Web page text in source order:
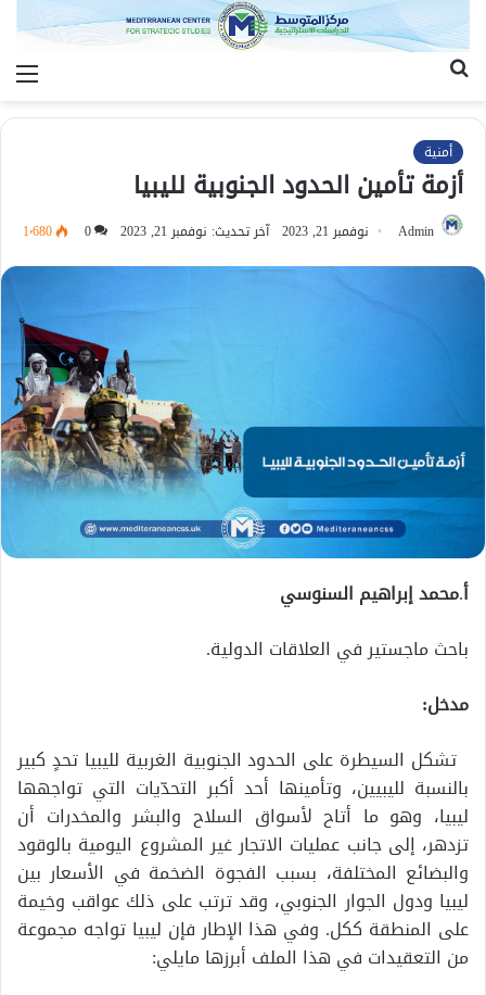
أمنية
أزمة تأمين الحدود الجنوبية لليبيا
Admin نوفمبر 21, 2023 آخر تحديث: نوفمبر 21, 2023 0 1٬680
أ.محمد إبراهيم السنوسي
باحث ماجستير في العلاقات الدولية.
مدخل:
تشكل السيطرة على الحدود الجنوبية الغربية لليبيا تحدٍ كبير
بالنسبة لليبيين، وتأمينها أحد أكبر التحدّيات التي تواجهها
ليبيا، وهو ما أتاح لأسواق السلاح والبشر والمخدرات أن
تزدهر، إلى جانب عمليات الاتجار غير المشروع اليومية بالوقود
والبضائع المختلفة، بسبب الفجوة الضخمة في الأسعار بين
ليبيا ودول الجوار الجنوبي، وقد ترتب على ذلك عواقب وخيمة
على المنطقة ككل. وفي هذا الإطار فإن ليبيا تواجه مجموعة
من التعقيدات في هذا الملف أبرزها مايلي: